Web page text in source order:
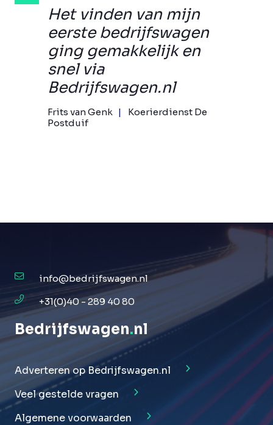
Het vinden van mijn
eerste bedrijfswagen
ging gemakkelijk en
snel via
Bedrijfswagen.nl
Frits van Genk
Koerierdienst De
Postduif
info@bedrijfswagen.nl
+31(0)40 - 289 40 80
Bedrijfswagen.nl
Adverteren op Bedrijfswagen.nl
Veel gestelde vragen
Algemene voorwaarden